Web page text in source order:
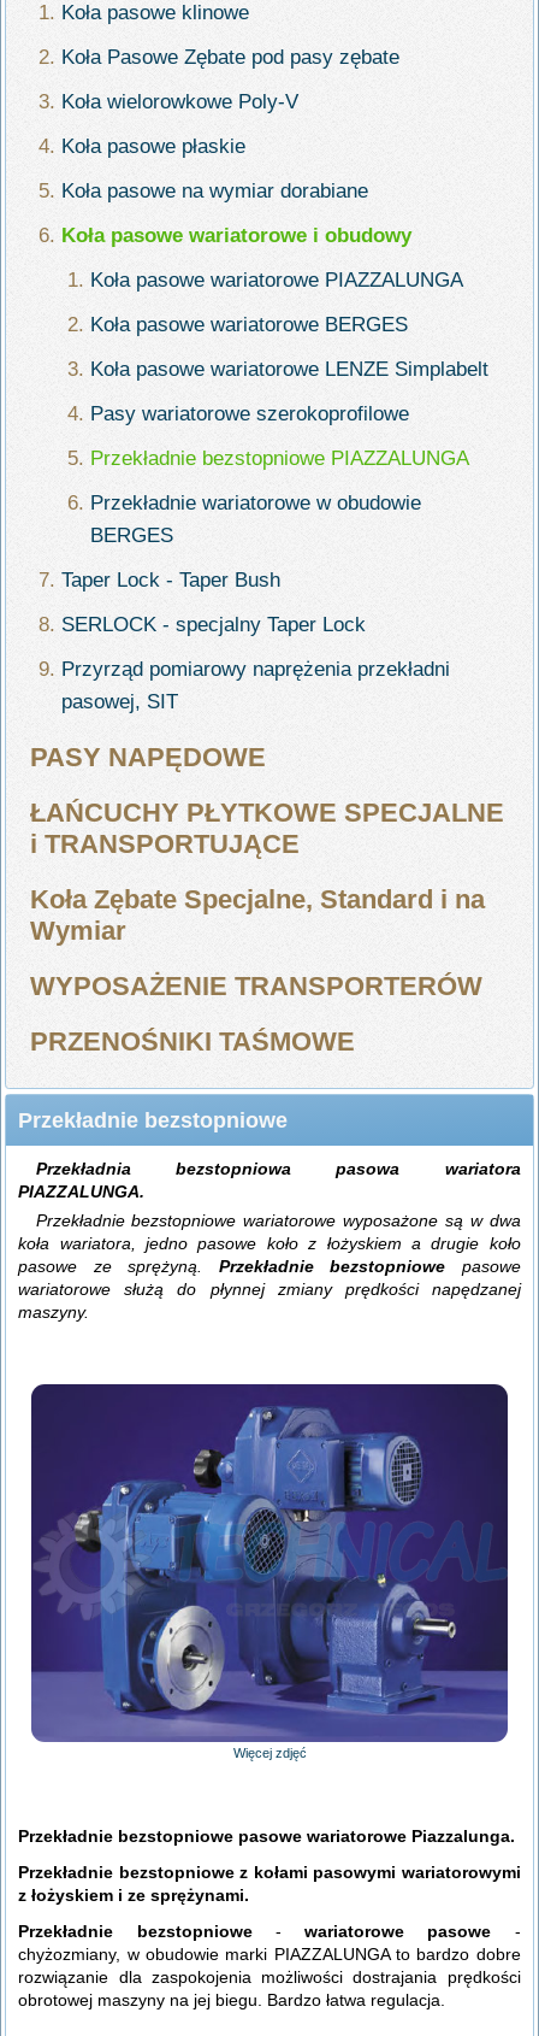
Koła pasowe klinowe
Koła Pasowe Zębate pod pasy zębate
Koła wielorowkowe Poly-V
Koła pasowe płaskie
Koła pasowe na wymiar dorabiane
Koła pasowe wariatorowe i obudowy
Koła pasowe wariatorowe PIAZZALUNGA
Koła pasowe wariatorowe BERGES
Koła pasowe wariatorowe LENZE Simplabelt
Pasy wariatorowe szerokoprofilowe
Przekładnie bezstopniowe PIAZZALUNGA
Przekładnie wariatorowe w obudowie
BERGES
Taper Lock - Taper Bush
SERLOCK - specjalny Taper Lock
Przyrząd pomiarowy naprężenia przekładni
pasowej, SIT
PASY NAPĘDOWE
ŁAŃCUCHY PŁYTKOWE SPECJALNE
i TRANSPORTUJĄCE
Koła Zębate Specjalne, Standard i na
Wymiar
WYPOSAŻENIE TRANSPORTERÓW
PRZENOŚNIKI TAŚMOWE
Przekładnie bezstopniowe
Przekładnia bezstopniowa pasowa wariatora
PIAZZALUNGA.
Przekładnie bezstopniowe wariatorowe wyposażone są w dwa
koła wariatora, jedno pasowe koło z łożyskiem a drugie koło
pasowe ze sprężyną. Przekładnie bezstopniowe pasowe
wariatorowe służą do płynnej zmiany prędkości napędzanej
maszyny.
Więcej zdjęć
Przekładnie bezstopniowe pasowe wariatorowe Piazzalunga.
Przekładnie bezstopniowe z kołami pasowymi wariatorowymi
z łożyskiem i ze sprężynami.
Przekładnie bezstopniowe-wariatorowe pasowe -
chyżozmiany, w obudowie marki PIAZZALUNGA to bardzo dobre
rozwiązanie dla zaspokojenia możliwości dostrajania prędkości
obrotowej maszyny na jej biegu. Bardzo łatwa regulacja.